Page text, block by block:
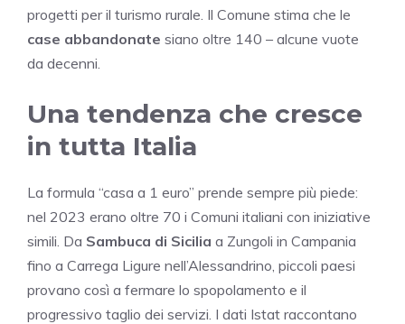
progetti per il turismo rurale. Il Comune stima che le
case abbandonate siano oltre 140 – alcune vuote
da decenni.
Una tendenza che cresce
in tutta Italia
La formula “casa a 1 euro” prende sempre più piede:
nel 2023 erano oltre 70 i Comuni italiani con iniziative
simili. Da Sambuca di Sicilia a Zungoli in Campania
fino a Carrega Ligure nell’Alessandrino, piccoli paesi
provano così a fermare lo spopolamento e il
progressivo taglio dei servizi. I dati Istat raccontano